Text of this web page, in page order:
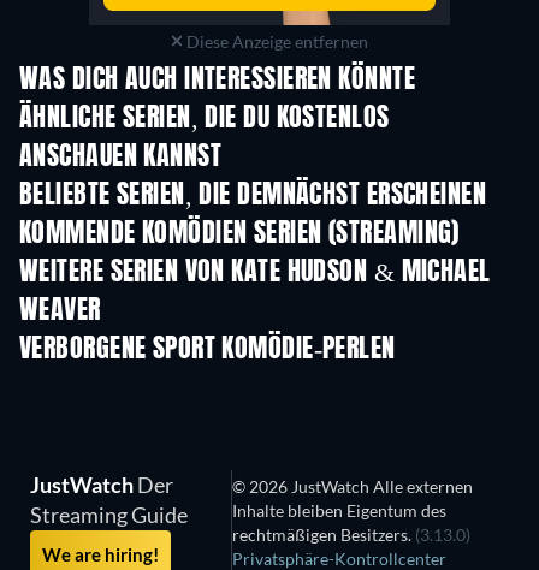
Diese Anzeige entfernen
WAS DICH AUCH INTERESSIEREN KÖNNTE
Serie Serie
ÄHNLICHE SERIEN, DIE DU KOSTENLOS
ANSCHAUEN KANNST
Serie
BELIEBTE SERIEN, DIE DEMNÄCHST ERSCHEINEN
Serie Serie
KOMMENDE KOMÖDIEN SERIEN (STREAMING)
Staffel 6 Staffel 2
WEITERE SERIEN VON KATE HUDSON & MICHAEL
WEAVER
VERBORGENE SPORT KOMÖDIE-PERLEN
JustWatchDer
Streaming Guide
We are hiring!
© 2026 JustWatch Alle externen
Inhalte bleiben Eigentum des
rechtmäßigen Besitzers. (3.13.0)
Privatsphäre-Kontrollcenter